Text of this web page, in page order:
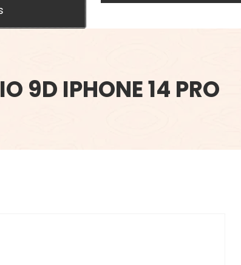
9D IPHONE 14 PRO